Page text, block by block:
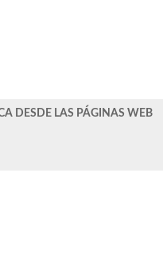
DESDE LAS PÁGINAS WEB